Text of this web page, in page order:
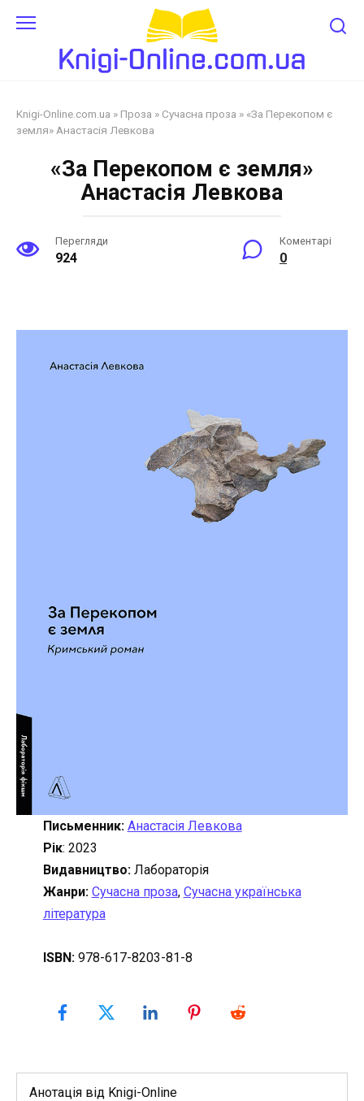
Knigi-Online.com.ua » Проза » Сучасна проза » «За Перекопом є
земля» Анастасія Левкова
«За Перекопом є земля»
Анастасія Левкова
Перегляди
924
Коментарі
0
Письменник: Анастасія Левкова
Рік: 2023
Видавництво:Лабораторія
Жанри: Сучасна проза, Сучасна українська
література
ISBN:978-617-8203-81-8
Анотація від Knigi-Online